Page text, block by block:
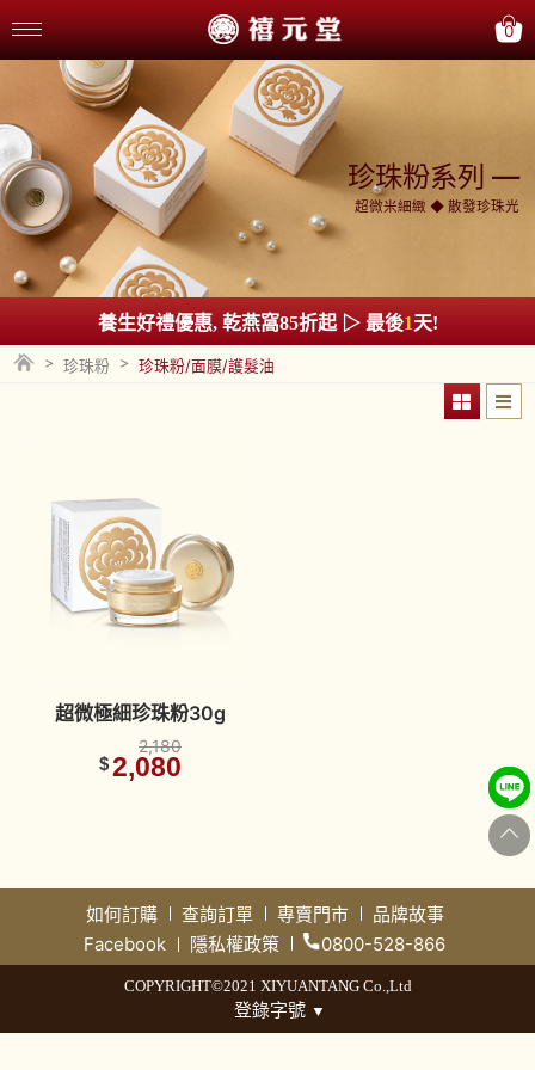
0
珍珠粉系列 —
超微米細緻 ◆ 散發珍珠光
養生好禮優惠, 乾燕窩85折起 ▷ 最後1天!
> 珍珠粉 > 珍珠粉/面膜/護髮油
超微極細珍珠粉30g
2,180
$2,080
如何訂購 查詢訂單 專賣門市
品牌故事
Facebook
隱私權政策 0800-528-866
COPYRIGHT©2021 XIYUANTANG Co.,Ltd
登錄字號 ▼